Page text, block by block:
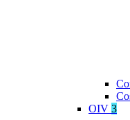
OIV 3